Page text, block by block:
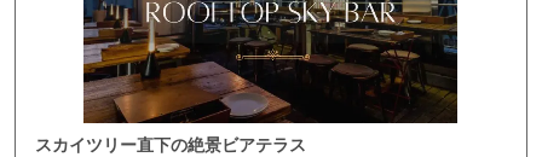
スカイツリー直下の絶景ビアテラス